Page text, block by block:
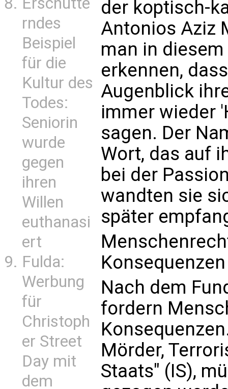
rndes
Beispiel
für die
Kultur des
Todes:
Seniorin
wurde
gegen
ihren
Willen
euthanasi
ert
Fulda:
Werbung
für
Christoph
er Street
Day mit
dem
der koptisch-
Antonios Aziz
man in
erkennen,
Augenblick
immer wieder
sagen. Der
Wort, das auf
bei der
wandten sie
später
Konsequenzen
Nach dem
fordern
Mörder,
Staats" (IS),